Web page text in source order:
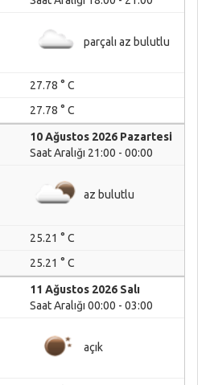
parçalı az bulutlu
27.78 ° C
27.78 ° C
10 Ağustos 2026 Pazartesi
Saat Aralığı 21:00 - 00:00
az bulutlu
25.21 ° C
25.21 ° C
11 Ağustos 2026 Salı
Saat Aralığı 00:00 - 03:00
açık